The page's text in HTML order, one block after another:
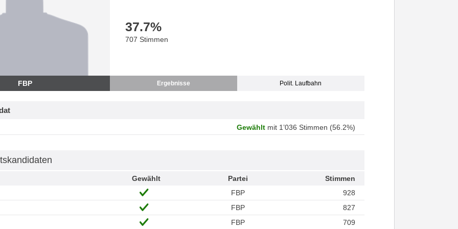
FBP
37.7%
707 Stimmen
Ergebnisse Polit. Laufbahn
Gewähltmit 1’036 Stimmen (56.2%)
Gewählt Partei
Stimmen
FBP
928
FBP
827
FBP
709